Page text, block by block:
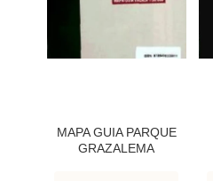
MAPA GUIA PARQUE
GRAZALEMA